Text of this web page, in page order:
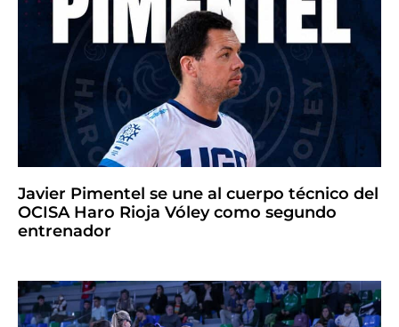
Javier Pimentel se une al cuerpo técnico del
OCISA Haro Rioja Vóley como segundo
entrenador